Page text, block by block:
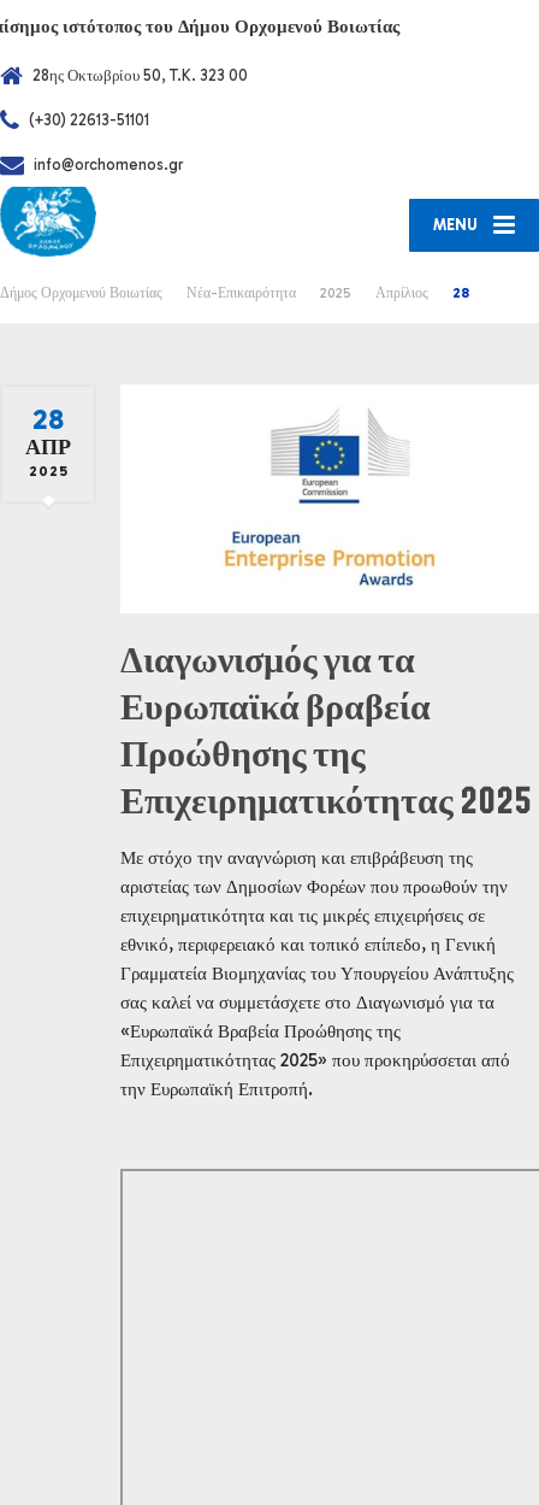
ιστότοπος του Δήμου Ορχομενού Βοιωτίας
28ης Οκτωβρίου 50, T.K. 323 00
(+30) 22613-51101
info@orchomenos.gr
MENU
Δήμος Ορχομενού Βοιωτίας Νέα-Επικαιρότητα 2025 Απρίλιος 28
28
ΑΠΡ
2025
Διαγωνισμός για τα
Ευρωπαϊκά βραβεία
Προώθησης της
Επιχειρηματικότητας 2025
Με στόχο την αναγνώριση και επιβράβευση της
αριστείας των Δημοσίων Φορέων που προωθούν την
επιχειρηματικότητα και τις μικρές επιχειρήσεις σε
εθνικό, περιφερειακό και τοπικό επίπεδο, η Γενική
Γραμματεία Βιομηχανίας του Υπουργείου Ανάπτυξης
σας καλεί να συμμετάσχετε στο Διαγωνισμό για τα
«Ευρωπαϊκά Βραβεία Προώθησης της
Επιχειρηματικότητας 2025» που προκηρύσσεται από
την Ευρωπαϊκή Επιτροπή.